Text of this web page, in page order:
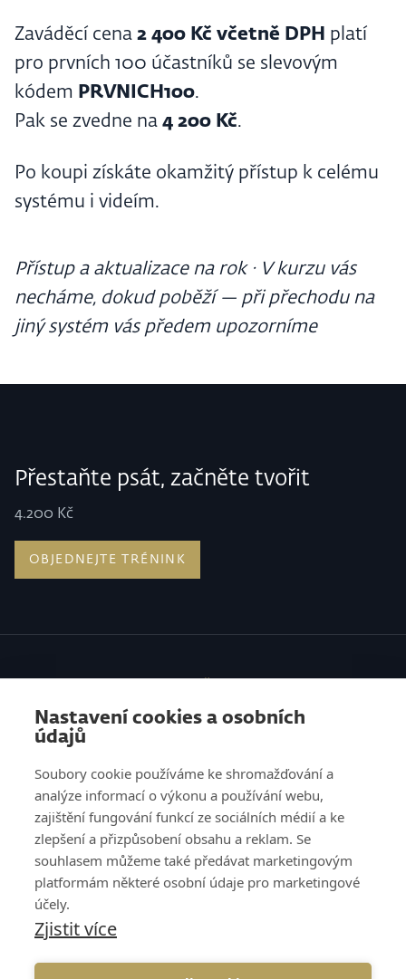
Nastavení cookies a osobních
údajů
Soubory cookie používáme ke shromažďování a
analýze informací o výkonu a používání webu,
zajištění fungování funkcí ze sociálních médií a ke
zlepšení a přizpůsobení obsahu a reklam. Se
souhlasem můžeme také předávat marketingovým
platformám některé osobní údaje pro marketingové
účely.
Zjistit více
Zaváděcí cena 2 400 Kč včetně DPH platí
pro prvních 100 účastníků se slevovým
kódem PRVNICH100.
Pak se zvedne na 4 200 Kč.
Po koupi získáte okamžitý přístup k celému
systému i videím.
Přístup a aktualizace na rok · V kurzu vás
necháme, dokud poběží — při přechodu na
jiný systém vás předem upozorníme
Přestaňte psát, začněte tvořit
4.200 Kč
OBJEDNEJTE TRÉNINK
VZDĚLÁVÁNÍ
O NÁS
REFERENCE
KARIÉRA